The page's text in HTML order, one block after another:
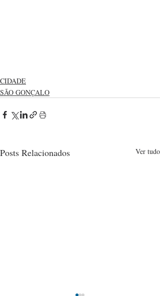
CIDADE
SÃO GONÇALO
Posts Relacionados Ver tudo